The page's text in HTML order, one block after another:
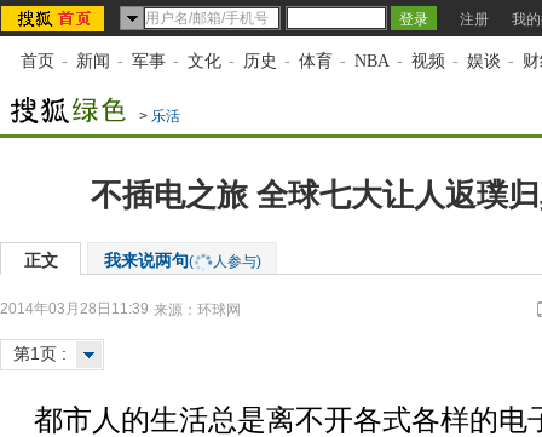
注册 我
首页 - 新闻 - 军事 - 文化 - 历史 - 体育 - NBA - 视频 - 娱谈 -
> 乐活
不插电之旅 全球七大让人返璞
正文 我来说两句( 人参与)
2014年03月28日11:39 来源： 环球网
第1页 :
都市人的生活总是离不开各式各样的电